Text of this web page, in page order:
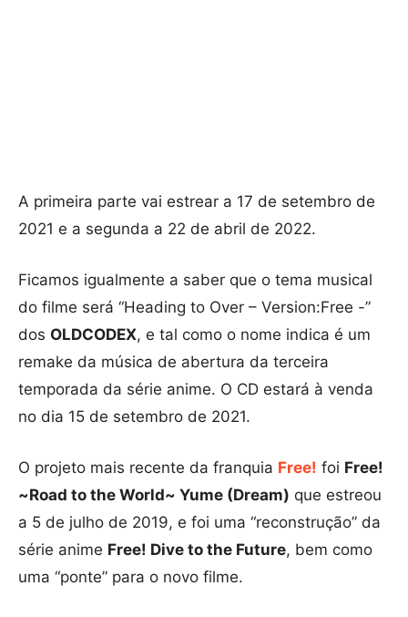
A primeira parte vai estrear a 17 de setembro de
2021 e a segunda a 22 de abril de 2022.
Ficamos igualmente a saber que o tema musical
do filme será “Heading to Over – Version:Free -”
dos OLDCODEX, e tal como o nome indica é um
remake da música de abertura da terceira
temporada da série anime. O CD estará à venda
no dia 15 de setembro de 2021.
O projeto mais recente da franquia Free! foi Free!
~Road to the World~ Yume (Dream) que estreou
a 5 de julho de 2019, e foi uma “reconstrução” da
série anime Free! Dive to the Future, bem como
uma “ponte” para o novo filme.